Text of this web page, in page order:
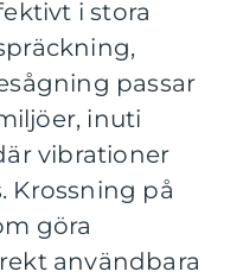
i stora
passar
inuti
vibrationer
Krossning på
göra
användbara